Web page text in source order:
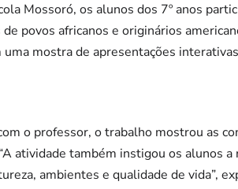
Mossoró, os alunos dos 7º anos
povos africanos e originários
uma mostra de apresentações
o professor, o trabalho mostrou as
atividade também instigou os alunos
ambientes e qualidade de vida”,